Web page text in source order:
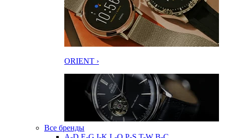
ORIENT ›
Все бренды